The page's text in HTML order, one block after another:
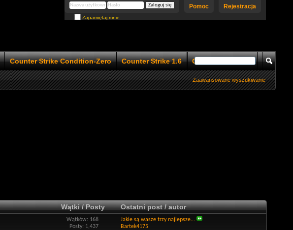
Rejestracja
Pomoc
Zapamiętaj mnie
Counter Strike Condition-Zero Counter Strike 1.6 Counter Strike 1.5
Zaawansowane wyszukiwanie
Wątki / Posty Ostatni post / autor
Wątków: 168
Posty: 1,437
Jakie są wasze trzy najlepsze...
Bartek4175